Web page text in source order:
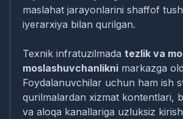
maslahat jarayonlarini shaffof
iyerarxiya bilan qurilgan.
Texnik infratuzilmada tezlik va
moslashuvchanlikni markazga
Foydalanuvchilar uchun ham ish
qurilmalardan xizmat kontentlari,
va aloqa kanallariga uzluksiz